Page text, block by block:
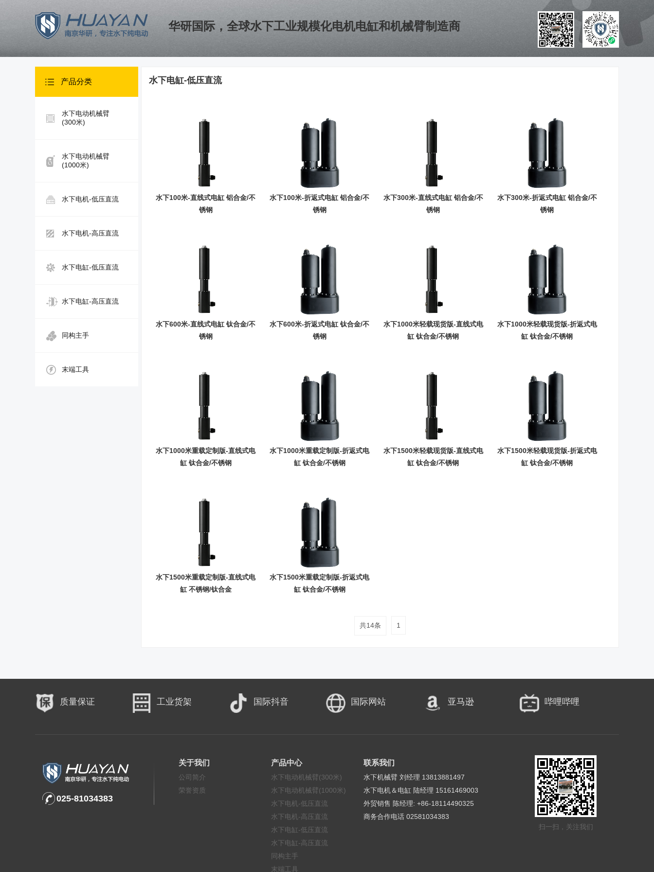
华研国际，全球水下工业规模化电机电缸和机械臂制造商
产品分类
水下电动机械臂
(300米)
水下电动机械臂
(1000米)
水下电机-低压直流
水下电机-高压直流
水下电缸-低压直流
水下电缸-高压直流
同构主手
末端工具
水下电缸-低压直流
水下100米-直线式电缸 铝合金/不
锈钢
水下100米-折返式电缸 铝合金/不
锈钢
水下300米-直线式电缸 铝合金/不
锈钢
水下300米-折返式电缸 铝合金/不
锈钢
水下600米-直线式电缸 钛合金/不
锈钢
水下600米-折返式电缸 钛合金/不
锈钢
水下1000米轻载现货版-直线式电
缸 钛合金/不锈钢
水下1000米轻载现货版-折返式电
缸 钛合金/不锈钢
水下1000米重载定制版-直线式电
缸 钛合金/不锈钢
水下1000米重载定制版-折返式电
缸 钛合金/不锈钢
水下1500米轻载现货版-直线式电
缸 钛合金/不锈钢
水下1500米轻载现货版-折返式电
缸 钛合金/不锈钢
水下1500米重载定制版-直线式电
缸 不锈钢/钛合金
水下1500米重载定制版-折返式电
缸 钛合金/不锈钢
共14条 1
质量保证 工业货架 国际抖音 国际网站 亚马逊 哔哩哔哩
025-81034383
关于我们
公司简介
荣誉资质
产品中心
水下电动机械臂(300米)
水下电动机械臂(1000米)
水下电机-低压直流
水下电机-高压直流
水下电缸-低压直流
水下电缸-高压直流
同构主手
末端工具
联系我们
水下机械臂 刘经理 13813881497
水下电机＆电缸 陆经理 15161469003
外贸销售 陈经理: +86-18114490325
商务合作电话 02581034383
扫一扫，关注我们